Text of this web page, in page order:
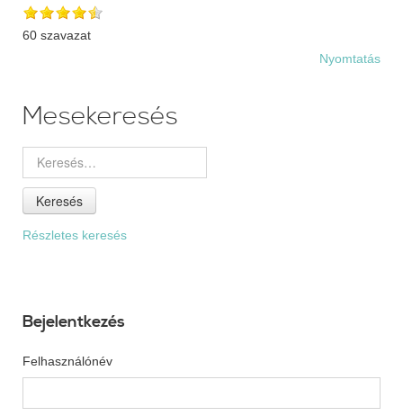
60 szavazat
Nyomtatás
Mesekeresés
Keresés
Részletes keresés
Bejelentkezés
Felhasználónév